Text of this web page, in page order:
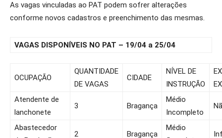
As vagas vinculadas ao PAT podem sofrer alterações
conforme novos cadastros e preenchimento das mesmas.
VAGAS DISPONÍVEIS NO PAT – 19/04 a 25/04
OCUPAÇÃO
QUANTIDADE
DE VAGAS
CIDADE
NÍVEL DE
INSTRUÇÃO
Atendente de
lanchonete
3 Bragança
Médio
Incompleto
Abastecedor
2 Bragança
Médio